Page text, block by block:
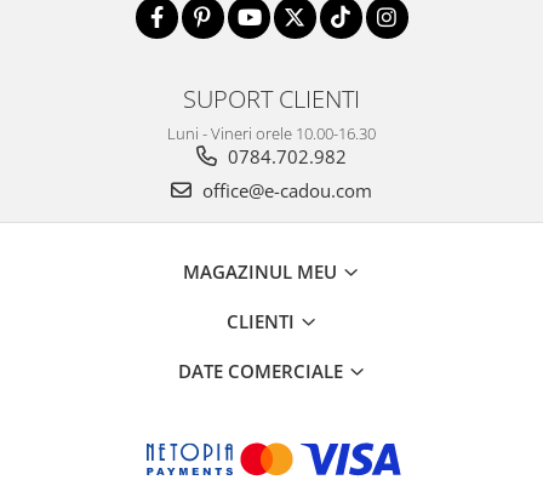
SUPORT CLIENTI
Luni - Vineri orele 10.00-16.30
0784.702.982
office@e-cadou.com
MAGAZINUL MEU
CLIENTI
DATE COMERCIALE